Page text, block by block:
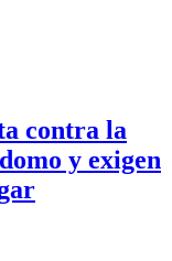
contra la
y exigen